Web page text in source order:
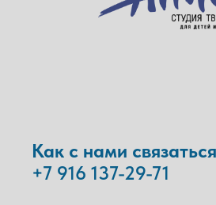
Как с нами
+7 916 137-29-71